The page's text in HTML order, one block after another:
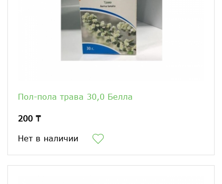
Пол-пола трава 30,0 Белла
200 ₸
Нет в наличии